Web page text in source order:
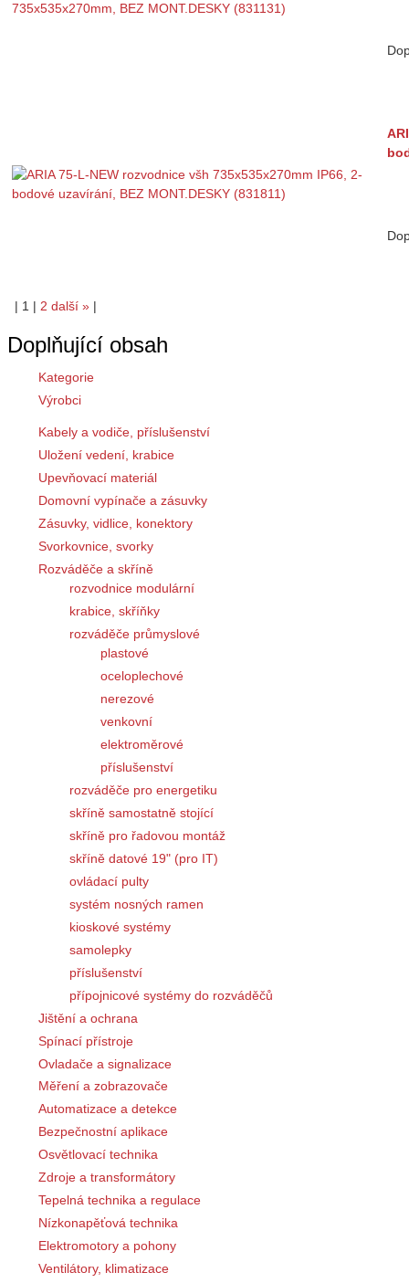
| 1 | 2 další » |
Doplňující obsah
Kategorie
Výrobci
Kabely a vodiče, příslušenství
Uložení vedení, krabice
Upevňovací materiál
Domovní vypínače a zásuvky
Zásuvky, vidlice, konektory
Svorkovnice, svorky
Rozváděče a skříně
rozvodnice modulární
krabice, skříňky
rozváděče průmyslové
plastové
oceloplechové
nerezové
venkovní
elektroměrové
příslušenství
rozváděče pro energetiku
skříně samostatně stojící
skříně pro řadovou montáž
skříně datové 19" (pro IT)
ovládací pulty
systém nosných ramen
kioskové systémy
samolepky
příslušenství
přípojnicové systémy do rozváděčů
Jištění a ochrana
Spínací přístroje
Ovladače a signalizace
Měření a zobrazovače
Automatizace a detekce
Bezpečnostní aplikace
Osvětlovací technika
Zdroje a transformátory
Tepelná technika a regulace
Nízkonapěťová technika
Elektromotory a pohony
Ventilátory, klimatizace